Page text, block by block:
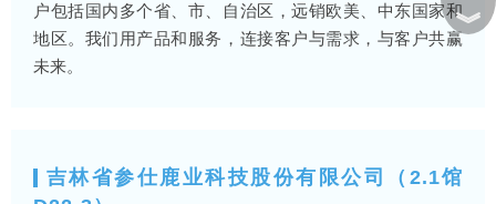
户包括国内多个省、市、自治区，远销欧美、中东国家和
地区。我们用产品和服务，连接客户与需求，与客户共赢
未来。
吉林省参仕鹿业科技股份有限公司（2.1馆
︾